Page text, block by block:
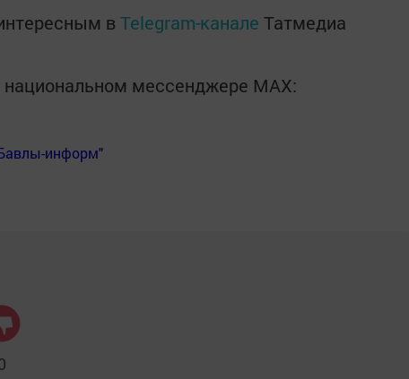
в Telegram-канале Татмедиа
национальном мессенджере MАХ:
информ"